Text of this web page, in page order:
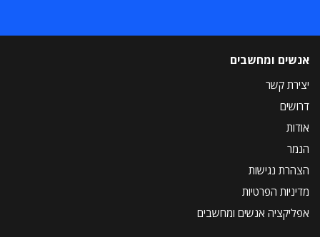
אנשים ומחשבים
יצירת קשר
דרושים
אודות
הנמר
הצהרת נגישות
מדיניות הפרטיות
אפליקציה אנשים ומחשבים